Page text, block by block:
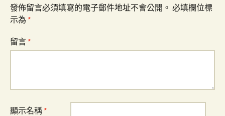
發佈留言必須填寫的電子郵件地址不會公開。 必填欄位標
示為 *
留言 *
顯示名稱 *